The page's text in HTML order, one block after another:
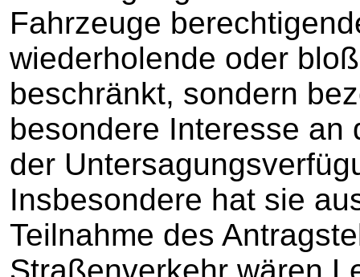
Fahrzeuge
wiederholende oder
beschränkt, sondern
besondere Interesse an
der
Insbesondere hat sie
Teilnahme des